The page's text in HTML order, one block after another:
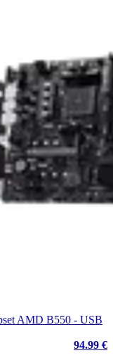
AMD B550 - USB
94.99 €